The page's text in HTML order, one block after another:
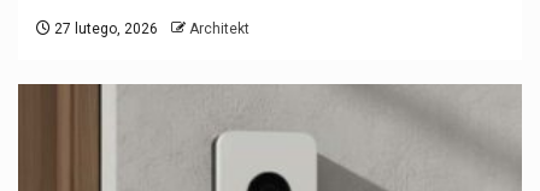
27 lutego, 2026 Architekt